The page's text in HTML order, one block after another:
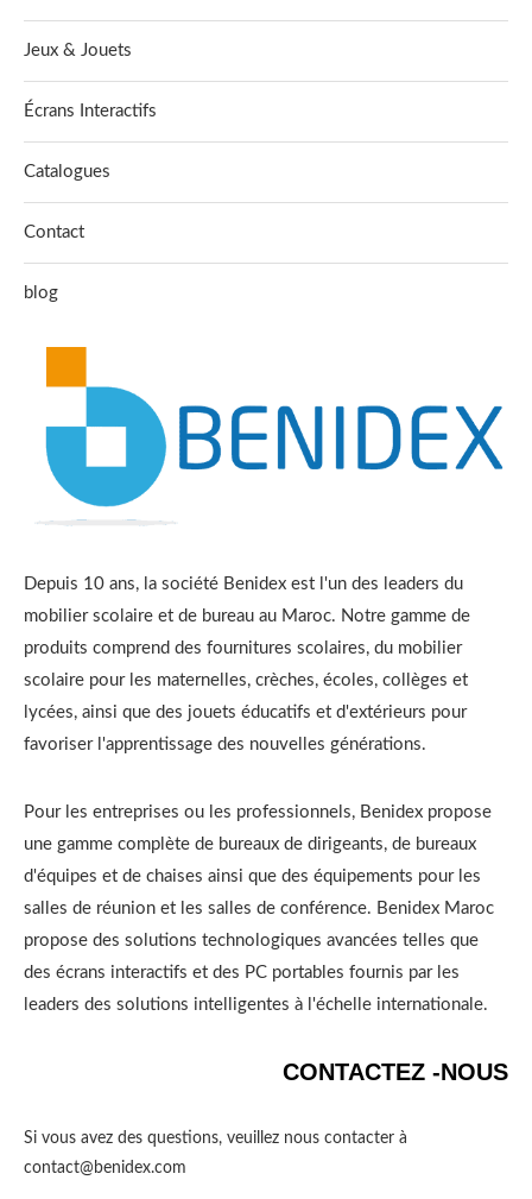
Jeux & Jouets
Écrans Interactifs
Catalogues
Contact
blog
Depuis 10 ans, la société Benidex est l'un des leaders du
mobilier scolaire et de bureau au Maroc. Notre gamme de
produits comprend des fournitures scolaires, du mobilier
scolaire pour les maternelles, crèches, écoles, collèges et
lycées, ainsi que des jouets éducatifs et d'extérieurs pour
favoriser l'apprentissage des nouvelles générations.
Pour les entreprises ou les professionnels, Benidex propose
une gamme complète de bureaux de dirigeants, de bureaux
d'équipes et de chaises ainsi que des équipements pour les
salles de réunion et les salles de conférence. Benidex Maroc
propose des solutions technologiques avancées telles que
des écrans interactifs et des PC portables fournis par les
leaders des solutions intelligentes à l'échelle internationale.
CONTACTEZ -NOUS
Si vous avez des questions, veuillez nous contacter à
contact@benidex.com